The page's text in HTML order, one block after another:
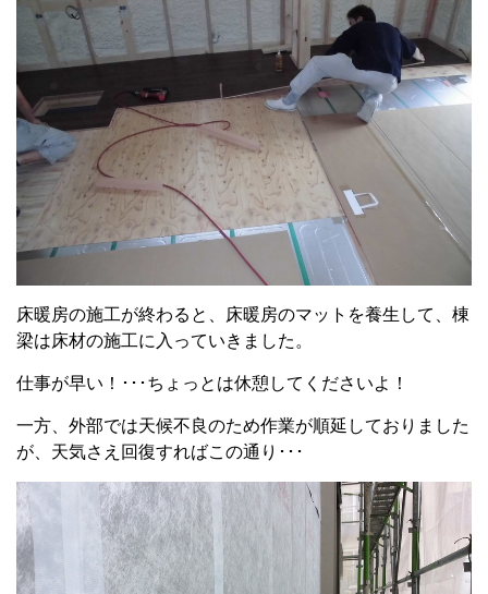
床暖房の施工が終わると、床暖房のマットを養生して、棟
梁は床材の施工に入っていきました。
仕事が早い！･･･ちょっとは休憩してくださいよ！
一方、外部では天候不良のため作業が順延しておりました
が、天気さえ回復すればこの通り･･･